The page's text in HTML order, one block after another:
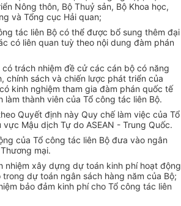
Nông thôn, Bộ Thuỷ sản, Bộ Khoa học,
và Tổng cục Hải quan;
tác liên Bộ có thể được bổ sung thêm đại
có liên quan tuỳ theo nội dung đàm phán
có trách nhiệm đề cử các cán bộ có năng
chính sách và chiến lược phát triển của
kinh nghiệm tham gia đàm phán quốc tế
làm thành viên của Tổ công tác liên Bộ.
Quyết định này Quy chế làm việc của Tổ
Mậu dịch Tự do ASEAN - Trung Quốc.
của Tổ công tác liên Bộ đưa vào ngân
mại.
nhiệm xây dựng dự toán kinh phí hoạt động
dự toán ngân sách hàng năm của Bộ;
bảo đảm kinh phí cho Tổ công tác liên